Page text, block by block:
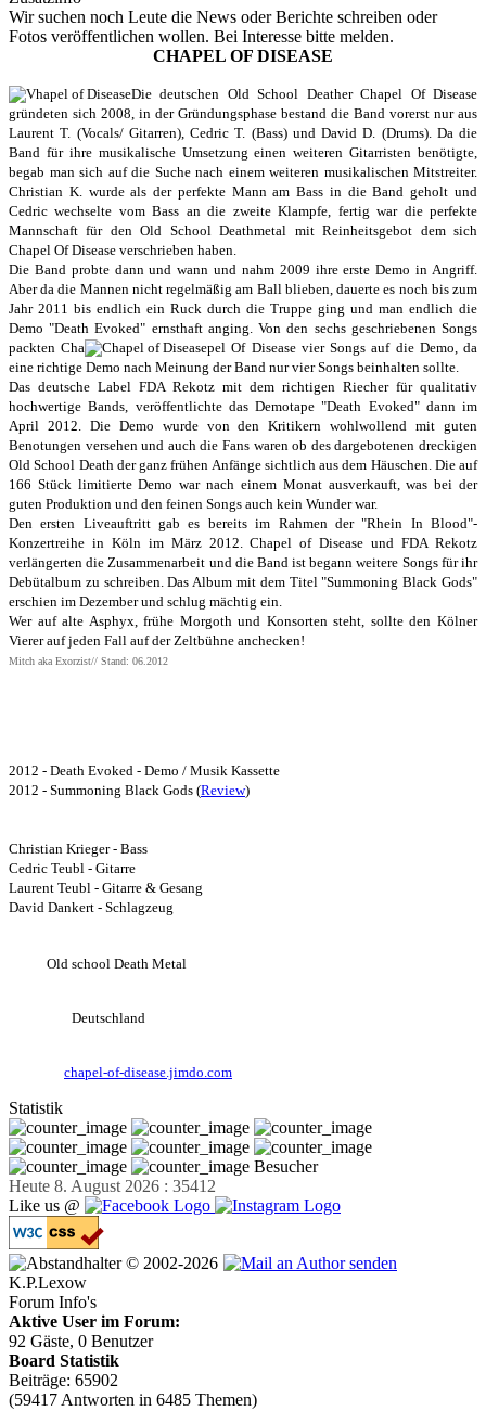
Wir suchen noch Leute die News oder Berichte schreiben oder
Fotos veröffentlichen wollen. Bei Interesse bitte melden.
CHAPEL OF DISEASE
Die deutschen Old School Deather Chapel Of Disease
gründeten sich 2008, in der Gründungsphase bestand die Band vorerst nur aus
Laurent T. (Vocals/ Gitarren), Cedric T. (Bass) und David D. (Drums). Da die
Band für ihre musikalische Umsetzung einen weiteren Gitarristen benötigte,
begab man sich auf die Suche nach einem weiteren musikalischen Mitstreiter.
Christian K. wurde als der perfekte Mann am Bass in die Band geholt und
Cedric wechselte vom Bass an die zweite Klampfe, fertig war die perfekte
Mannschaft für den Old School Deathmetal mit Reinheitsgebot dem sich
Chapel Of Disease verschrieben haben.
Die Band probte dann und wann und nahm 2009 ihre erste Demo in Angriff.
Aber da die Mannen nicht regelmäßig am Ball blieben, dauerte es noch bis zum
Jahr 2011 bis endlich ein Ruck durch die Truppe ging und man endlich die
Demo "Death Evoked" ernsthaft anging. Von den sechs geschriebenen Songs
packten Cha
pel Of Disease vier Songs auf die Demo, da
eine richtige Demo nach Meinung der Band nur vier Songs beinhalten sollte.
Das deutsche Label FDA Rekotz mit dem richtigen Riecher für qualitativ
hochwertige Bands, veröffentlichte das Demotape "Death Evoked" dann im
April 2012. Die Demo wurde von den Kritikern wohlwollend mit guten
Benotungen versehen und auch die Fans waren ob des dargebotenen dreckigen
Old School Death der ganz frühen Anfänge sichtlich aus dem Häuschen. Die auf
166 Stück limitierte Demo war nach einem Monat ausverkauft, was bei der
guten Produktion und den feinen Songs auch kein Wunder war.
Den ersten Liveauftritt gab es bereits im Rahmen der "Rhein In Blood"-
Konzertreihe in Köln im März 2012. Chapel of Disease und FDA Rekotz
verlängerten die Zusammenarbeit und die Band ist begann weitere Songs für ihr
Debütalbum zu schreiben. Das Album mit dem Titel "Summoning Black Gods"
erschien im Dezember und schlug mächtig ein.
Wer auf alte Asphyx, frühe Morgoth und Konsorten steht, sollte den Kölner
Vierer auf jeden Fall auf der Zeltbühne anchecken!
Mitch aka Exorzist// Stand: 06.2012
2012 - Death Evoked - Demo / Musik Kassette
2012 - Summoning Black Gods (Review)
Christian Krieger - Bass
Cedric Teubl - Gitarre
Laurent Teubl - Gitarre & Gesang
David Dankert - Schlagzeug
Old school Death Metal
Deutschland
chapel-of-disease.jimdo.com
Statistik
Besucher
Heute 8. August 2026 : 35412
Like us @
© 2002-2026
K.P.Lexow
Forum Info's
Aktive User im Forum:
92 Gäste, 0 Benutzer
Board Statistik
Beiträge: 65902
(59417 Antworten in 6485 Themen)